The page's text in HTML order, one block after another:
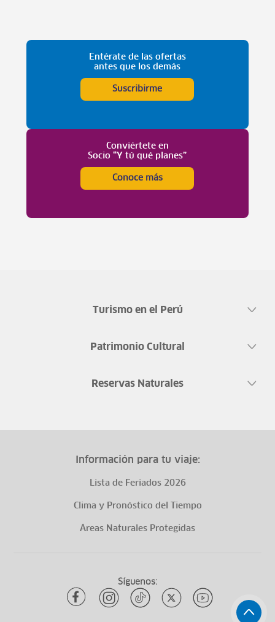
Entérate de las ofertas
antes que los demás
Suscribirme
Conviértete en
Socio “Y tú qué planes”
Conoce más
Turismo en el Perú
Patrimonio Cultural
Reservas Naturales
Información para tu viaje:
Lista de Feriados 2026
Clima y Pronóstico del Tiempo
Áreas Naturales Protegidas
Síguenos: